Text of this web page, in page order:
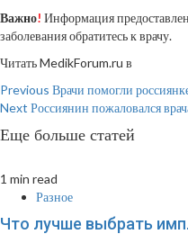
Важно! Информация
заболевания обратитесь к врачу.
Читать MedikForum.ru в
Continue
Reading
Previous Врачи помогли
Next Россиянин пожаловался
Еще больше статей
1 min read
Разное
Что лучше выбрать